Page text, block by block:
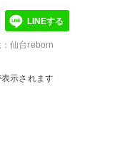
LINEする
仙台reborn
示されます